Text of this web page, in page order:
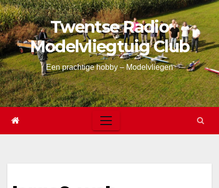
Skip
to
content
Twentse Radio
Modelvliegtuig Club
Een prachtige hobby – Modelvliegen